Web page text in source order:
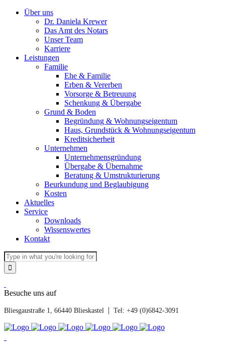
Über uns
Dr. Daniela Krewer
Das Amt des Notars
Unser Team
Karriere
Leistungen
Familie
Ehe & Familie
Erben & Vererben
Vorsorge & Betreuung
Schenkung & Übergabe
Grund & Boden
Begründung & Wohnungseigentum
Haus, Grundstück & Wohnungseigentum
Kreditsicherheit
Unternehmen
Unternehmensgründung
Übergabe & Übernahme
Beratung & Umstrukturierung
Beurkundung und Beglaubigung
Kosten
Aktuelles
Service
Downloads
Wissenswertes
Kontakt
Besuche uns auf
Bliesgaustraße 1, 66440 Blieskastel | Tel: +49 (0)6842-3091